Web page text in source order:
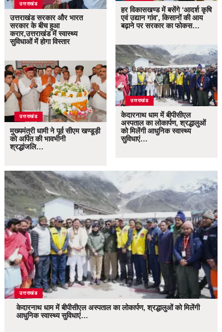
उत्तराखंड
उत्तराखंड सरकार और भारत
सरकार के बीच हुआ
करार,उत्तराखंड में स्वास्थ्य
सुविधाओं में होगा विस्तार
उत्तराखंड
मुख्यमंत्री धामी ने पूर्व सीएम खण्डूड़ी
को अर्पित की भावभीनी
श्रद्धांजलि…
हर विकासखण्ड में बसेंगे ‘आदर्श कृषि
एवं उद्यान गांव’, किसानों की आय
बढ़ाने पर सरकार का फोकस…
उत्तराखंड
केदारनाथ धाम में बीपीसीएल
अस्पताल का लोकार्पण, श्रद्धालुओं
को मिलेंगी आधुनिक स्वास्थ्य
सुविधाएं…
उत्तराखंड
केदारनाथ धाम में बीपीसीएल अस्पताल का लोकार्पण, श्रद्धालुओं को मिलेंगी
आधुनिक स्वास्थ्य सुविधाएं…